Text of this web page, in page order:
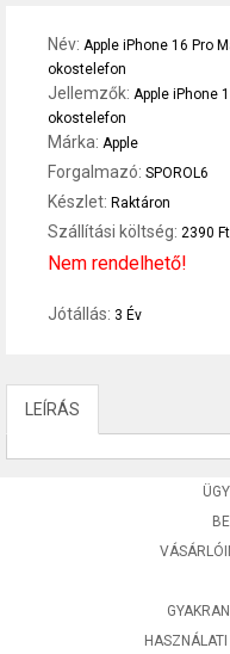
Név: Apple iPhone 16 Pro
okostelefon
Jellemzők: Apple iPhone
okostelefon
Márka: Apple
Forgalmazó: SPOROL6
Készlet: Raktáron
Szállítási költség: 2390
Nem rendelhető!
Jótállás: 3 Év
LEÍRÁS